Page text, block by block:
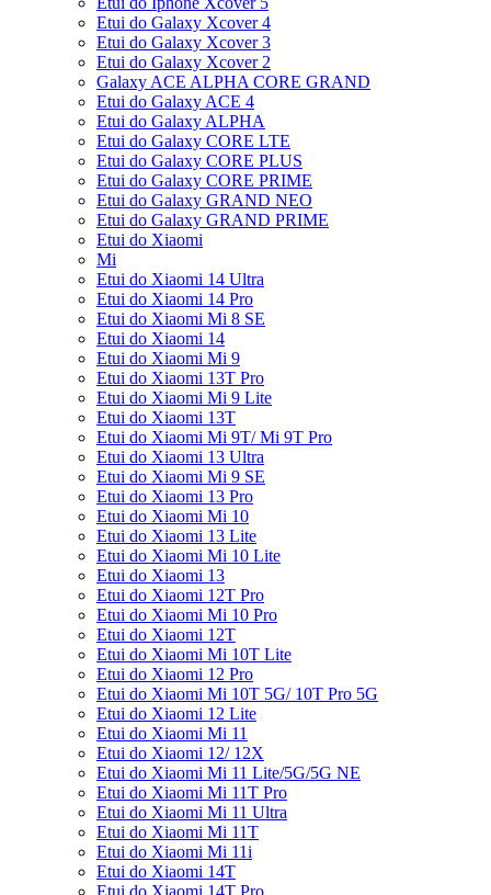
Etui do Galaxy Xcover 4
Etui do Galaxy Xcover 3
Etui do Galaxy Xcover 2
Galaxy ACE ALPHA CORE GRAND
Etui do Galaxy ACE 4
Etui do Galaxy ALPHA
Etui do Galaxy CORE LTE
Etui do Galaxy CORE PLUS
Etui do Galaxy CORE PRIME
Etui do Galaxy GRAND NEO
Etui do Galaxy GRAND PRIME
Etui do Xiaomi
Mi
Etui do Xiaomi 14 Ultra
Etui do Xiaomi 14 Pro
Etui do Xiaomi Mi 8 SE
Etui do Xiaomi 14
Etui do Xiaomi Mi 9
Etui do Xiaomi 13T Pro
Etui do Xiaomi Mi 9 Lite
Etui do Xiaomi 13T
Etui do Xiaomi Mi 9T/ Mi 9T Pro
Etui do Xiaomi 13 Ultra
Etui do Xiaomi Mi 9 SE
Etui do Xiaomi 13 Pro
Etui do Xiaomi Mi 10
Etui do Xiaomi 13 Lite
Etui do Xiaomi Mi 10 Lite
Etui do Xiaomi 13
Etui do Xiaomi 12T Pro
Etui do Xiaomi Mi 10 Pro
Etui do Xiaomi 12T
Etui do Xiaomi Mi 10T Lite
Etui do Xiaomi 12 Pro
Etui do Xiaomi Mi 10T 5G/ 10T Pro 5G
Etui do Xiaomi 12 Lite
Etui do Xiaomi Mi 11
Etui do Xiaomi 12/ 12X
Etui do Xiaomi Mi 11 Lite/5G/5G NE
Etui do Xiaomi Mi 11T Pro
Etui do Xiaomi Mi 11 Ultra
Etui do Xiaomi Mi 11T
Etui do Xiaomi Mi 11i
Etui do Xiaomi 14T
Etui do Xiaomi 14T Pro